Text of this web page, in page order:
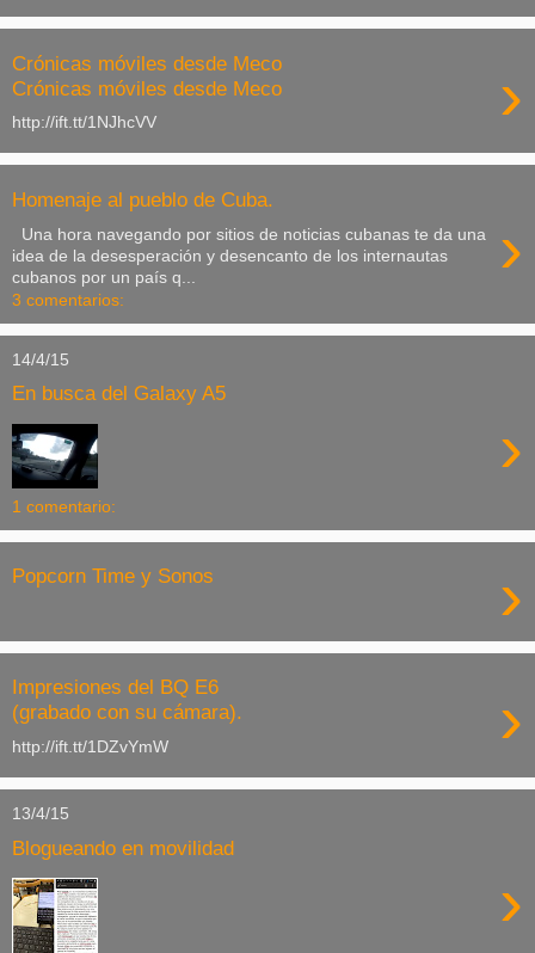
Crónicas móviles desde Meco
Crónicas móviles desde Meco
›
http://ift.tt/1NJhcVV
Homenaje al pueblo de Cuba.
›
Una hora navegando por sitios de noticias cubanas te da una
idea de la desesperación y desencanto de los internautas
cubanos por un país q...
3 comentarios:
14/4/15
En busca del Galaxy A5
›
1 comentario:
Popcorn Time y Sonos ›
Impresiones del BQ E6
(grabado con su cámara).
›
http://ift.tt/1DZvYmW
13/4/15
Blogueando en movilidad
›